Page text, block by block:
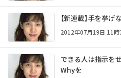
【新連載】手を挙
2012年07月19日 11
できる人は指示を
Whyを